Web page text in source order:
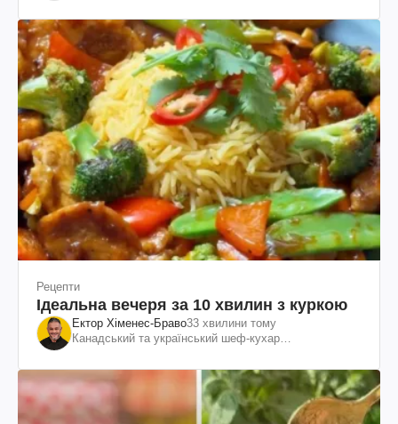
Рецепти
Ідеальна вечеря за 10 хвилин з куркою
Ектор Хіменес-Браво33 хвилини тому
Канадський та український шеф-кухар